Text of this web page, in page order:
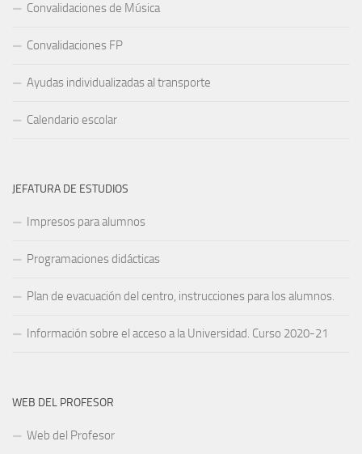
Convalidaciones de Música
Convalidaciones FP
Ayudas individualizadas al transporte
Calendario escolar
JEFATURA DE ESTUDIOS
Impresos para alumnos
Programaciones didácticas
Plan de evacuación del centro, instrucciones para los alumnos.
Información sobre el acceso a la Universidad. Curso 2020-21
WEB DEL PROFESOR
Web del Profesor